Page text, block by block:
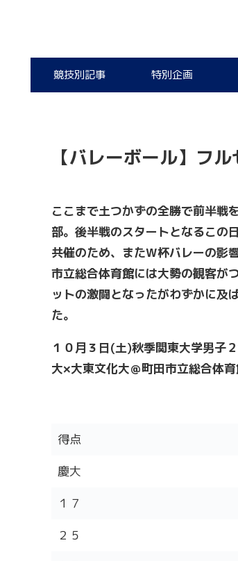
競技別記事 特別企画
【バレーボール】フ
ここまで土つかずの全勝で前半戦
部。後半戦のスタートとなるこの
共催のため、またW杯バレーの影
市立総合体育館には大勢の観客が
ットの激闘となったがわずかに及
た。
１０月３日(土)秋季関東大学男子
大×大東文化大＠町田市立総合体
得点
慶大
１７
２５